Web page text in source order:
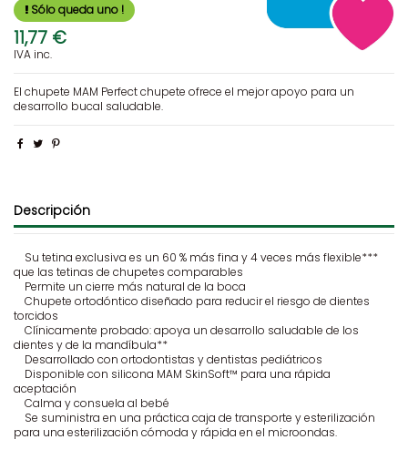
Sólo queda uno !
11,77 €
IVA inc.
El chupete MAM Perfect chupete ofrece el mejor apoyo para un
desarrollo bucal saludable.
Descripción
Su tetina exclusiva es un 60 % más fina y 4 veces más flexible***
que las tetinas de chupetes comparables
Permite un cierre más natural de la boca
Chupete ortodóntico diseñado para reducir el riesgo de dientes
torcidos
Clínicamente probado: apoya un desarrollo saludable de los
dientes y de la mandíbula**
Desarrollado con ortodontistas y dentistas pediátricos
Disponible con silicona MAM SkinSoft™ para una rápida
aceptación
Calma y consuela al bebé
Se suministra en una práctica caja de transporte y esterilización
para una esterilización cómoda y rápida en el microondas.